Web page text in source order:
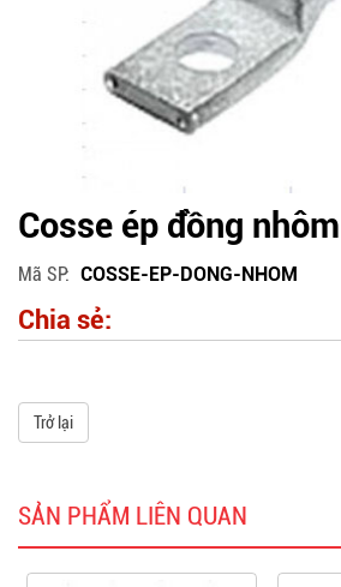
Cosse ép đồng nhôm
Mã SP COSSE-EP-DONG-NHOM
Chia sẻ:
Trở lại
SẢN PHẨM LIÊN QUAN